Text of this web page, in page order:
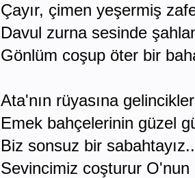
Çayır, çimen yeşermiş
Davul zurna sesinde
Gönlüm coşup öter bir
Ata'nın rüyasına
Emek bahçelerinin güzel
Biz sonsuz bir
Sevincimiz coşturur O'nun